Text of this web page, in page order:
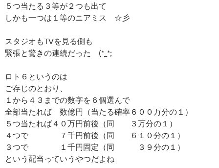
５つ当たる３等が２つも出て
しかも一つは１等のニアミス ☆彡
スタジオもTVを見る側も
緊張と驚きの連続だった (*_*;
ロト６というのは
ご存じのとおり、
１から４３までの数字を６個選んで
全部当たれば 数億円（当たる確率６００万分の１）
５つ当たれば４０万円前後（同 ３万分の１）
４つで ７千円前後（同 ６１０分の１）
３つで １千円固定（同 ３９分の１）
という配当っていうやつだよね